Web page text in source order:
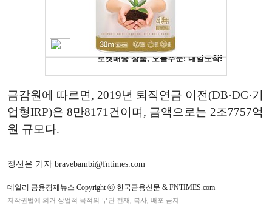
금감원에 따르면, 2019년 퇴직연금 이전(DB·DC·기
업형IRP)은 8만8171건이며, 금액으로는 2조7757억
원 규모다.
정선은 기자 bravebambi@fntimes.com
데일리 금융경제뉴스 Copyright ⓒ 한국금융신문 & FNTIMES.com
저작권법에 의거 상업적 목적의 무단 전재, 복사, 배포 금지